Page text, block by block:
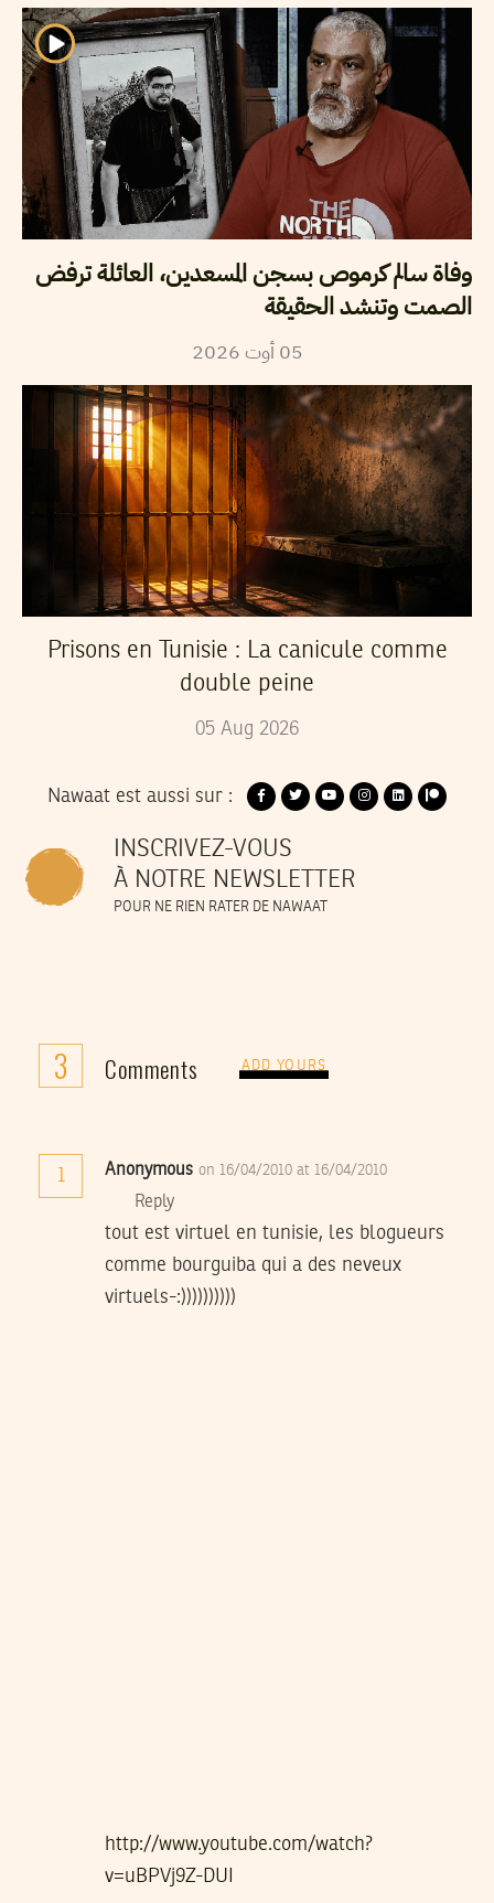
وفاة سالم كرموص بسجن المسعدين، العائلة ترفض
الصمت وتنشد الحقيقة
05 أوت2026
Prisons en Tunisie : La canicule comme
double peine
05 Aug 2026
Nawaat est aussi sur :
INSCRIVEZ-VOUS
À NOTRE NEWSLETTER
POUR NE RIEN RATER DE NAWAAT
3 Comments ADD YOURS
1 Anonymous on 16/04/2010 at 16/04/2010
Reply
tout est virtuel en tunisie, les blogueurs
comme bourguiba qui a des neveux
virtuels-:))))))))))
http://www.youtube.com/watch?
v=uBPVj9Z-DUI